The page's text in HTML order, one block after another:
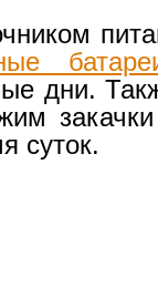
дни.
суток.